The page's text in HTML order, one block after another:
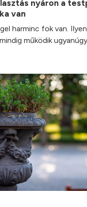
nyáron a
van
harminc fok van.
működik